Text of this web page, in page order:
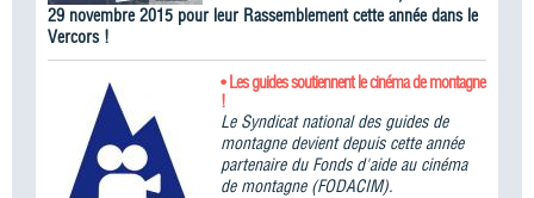
29 novembre 2015 pour leur Rassemblement cette année dans le
Vercors !
• Les guides soutiennent le cinéma de montagne
!
Le Syndicat national des guides de
montagne devient depuis cette année
partenaire du Fonds d'aide au cinéma
de montagne (FODACIM).